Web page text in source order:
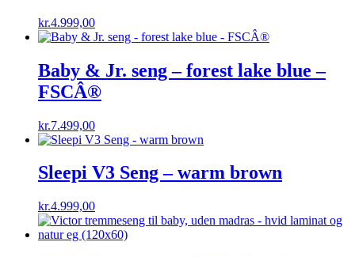
kr.4.999,00
Baby & Jr. seng – forest lake blue –
FSCÂ®
kr.7.499,00
Sleepi V3 Seng – warm brown
kr.4.999,00